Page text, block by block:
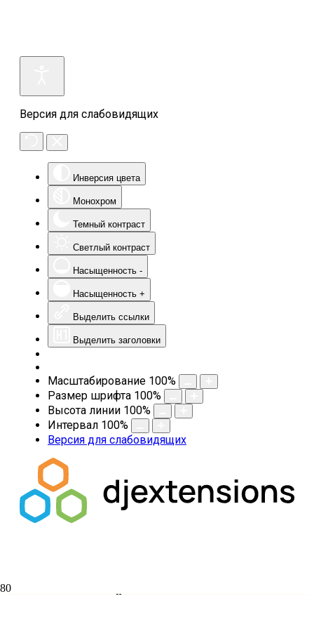
Версия для слабовидящих
Инверсия цвета
Монохром
Темный контраст
Светлый контраст
Насыщенность -
Насыщенность +
Выделить ссылки
Выделить заголовки
Масштабирование 100%
Размер шрифта 100%
Высота линии 100%
Интервал 100%
Версия для слабовидящих